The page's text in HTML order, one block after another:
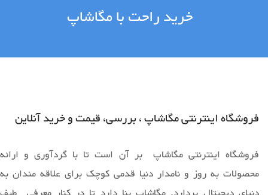
خرید راحت با مگاشاپ
فروشگاه اینترنتی مگاشاپ ، بررسی، قیمت و خرید آنلاین
فروشگاه اینترنتی مگاشاپ بر آن است تا با گردآوری و ارائه
محصولات به روز و نامدار دنیا قدمی کوچک برای علاقه مندان به